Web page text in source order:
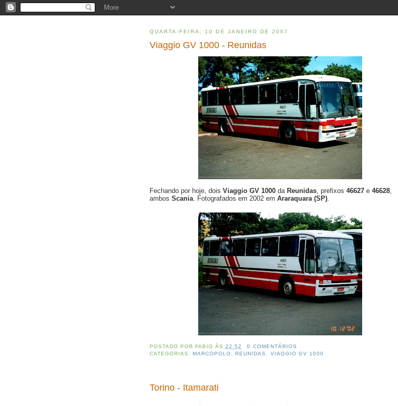
QUARTA-FEIRA, 10 DE JANEIRO DE 2007
Viaggio GV 1000 - Reunidas
Fechando por hoje, dois Viaggio GV 1000 da Reunidas , prefixos 46627 e 46628
ambos Scania . Fotografados em 2002 em Araraquara (SP)
POSTADO PORFABIO ÀS22:52
0 COMENTÁRIOS
CATEGORIAS:MARCOPOLO ,REUNIDAS VIAGGIO GV 1000
Torino - Itamarati